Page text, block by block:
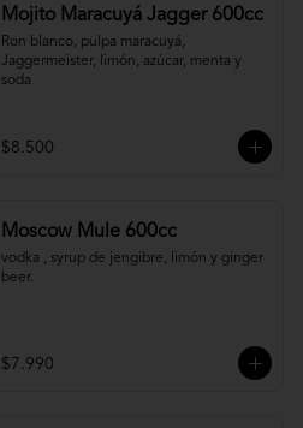
Mojito Maracuyá Jagger 600cc
Ron blanco, pulpa maracuyá,
Jaggermeister, limón, azúcar, menta y
soda
$8.500
Moscow Mule 600cc
vodka , syrup de jengibre, limón y ginger
beer.
$7.990